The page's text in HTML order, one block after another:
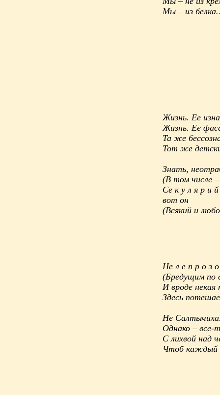
Мы – из
Жизнь. Ее
Жизнь. Ее
Та же
Тот же
Знать,
(В том числе
Се к у л я р и
вот он
(Всякий и
Не л е п р о з
(Бредущим по
И вроде некая
Здесь
Не
Однако – все-
С лихвой над
Чтоб каждый